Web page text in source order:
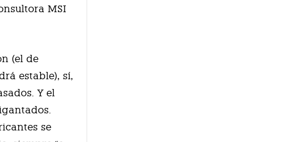
MSI
(el de
estable), sí,
Y el
se